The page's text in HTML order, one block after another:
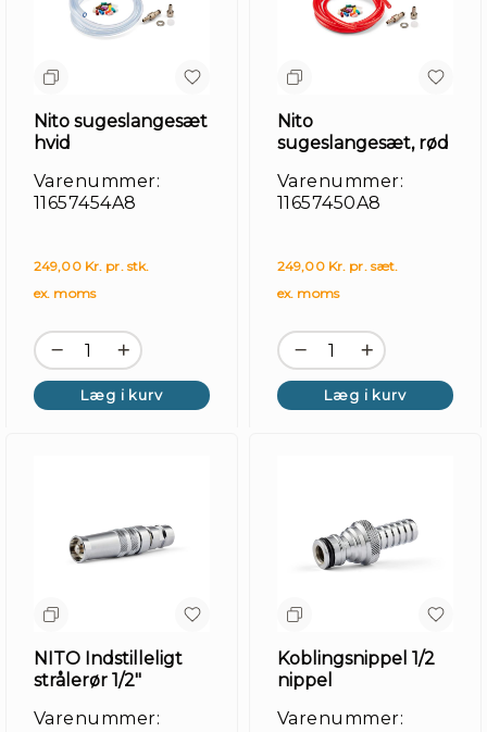
Nito sugeslangesæt
hvid
Varenummer:
11657454A8
249,00 Kr. pr. stk.
ex. moms
Læg i kurv
Nito
sugeslangesæt, rød
Varenummer:
11657450A8
249,00 Kr. pr. sæt.
ex. moms
Læg i kurv
NITO Indstilleligt
strålerør 1/2"
Varenummer:
Koblingsnippel 1/2
nippel
Varenummer: